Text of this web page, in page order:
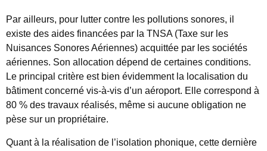
Par ailleurs, pour lutter contre les pollutions sonores, il
existe des aides financées par la TNSA(Taxe sur les
Nuisances Sonores Aériennes) acquittée par les sociétés
aériennes. Son allocation dépend de certaines conditions.
Le principal critère est bien évidemment la localisation du
bâtiment concerné vis-à-vis d’un aéroport. Elle correspond à
80 % des travaux réalisés, même si aucune obligation ne
pèse sur un propriétaire.
Quant à la réalisation de l’isolation phonique, cette dernière